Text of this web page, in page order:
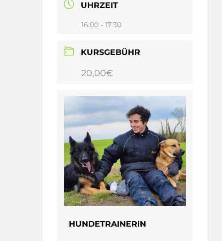
UHRZEIT
16:00 - 17:30
KURSGEBÜHR
20,00€
HUNDETRAINERIN